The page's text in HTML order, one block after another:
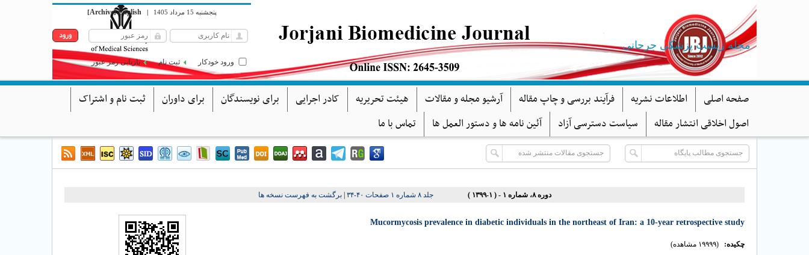
مجله زیست پزشکی جرجانی
پنجشنبه 15 مرداد 1405 |
English
[Archive]
ورود خودکار ثبت نام بازیابی رمز عبور
صفحه اصلی اطلاعات نشریه فرآیند بررسی و چاپ مقاله آرشیو مجله و مقالات هیئت تحریریه کادر اجرایی برای نویسندگان برای داوران
ثبت نام و اشتراک
اصول اخلاقی انتشار مقاله
سیاست دسترسی آزاد آئین نامه ها و دستور العمل ها تماس با ما
دوره ۸، شماره ۱ - ( ۱-۱۳۹۹ ) جلد ۸ شماره ۱ صفحات ۴۰-۳۴ |برگشت به فهرست نسخه ها
Mucormycosis prevalence in diabetic individuals in the northeast of Iran: a 10-year retrospective study
چکیده: (۱۹۹۹۹ مشاهده)